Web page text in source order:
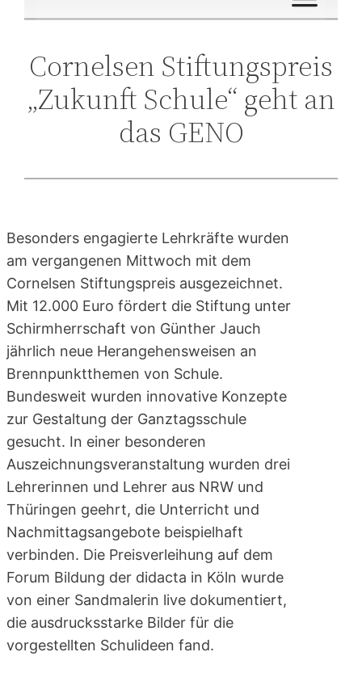
Cornelsen Stiftungspreis
„Zukunft Schule“ geht an
das GENO
Besonders engagierte Lehrkräfte wurden
am vergangenen Mittwoch mit dem
Cornelsen Stiftungspreis ausgezeichnet.
Mit 12.000 Euro fördert die Stiftung unter
Schirmherrschaft von Günther Jauch
jährlich neue Herangehensweisen an
Brennpunktthemen von Schule.
Bundesweit wurden innovative Konzepte
zur Gestaltung der Ganztagsschule
gesucht. In einer besonderen
Auszeichnungsveranstaltung wurden drei
Lehrerinnen und Lehrer aus NRW und
Thüringen geehrt, die Unterricht und
Nachmittagsangebote beispielhaft
verbinden. Die Preisverleihung auf dem
Forum Bildung der didacta in Köln wurde
von einer Sandmalerin live dokumentiert,
die ausdrucksstarke Bilder für die
vorgestellten Schulideen fand.